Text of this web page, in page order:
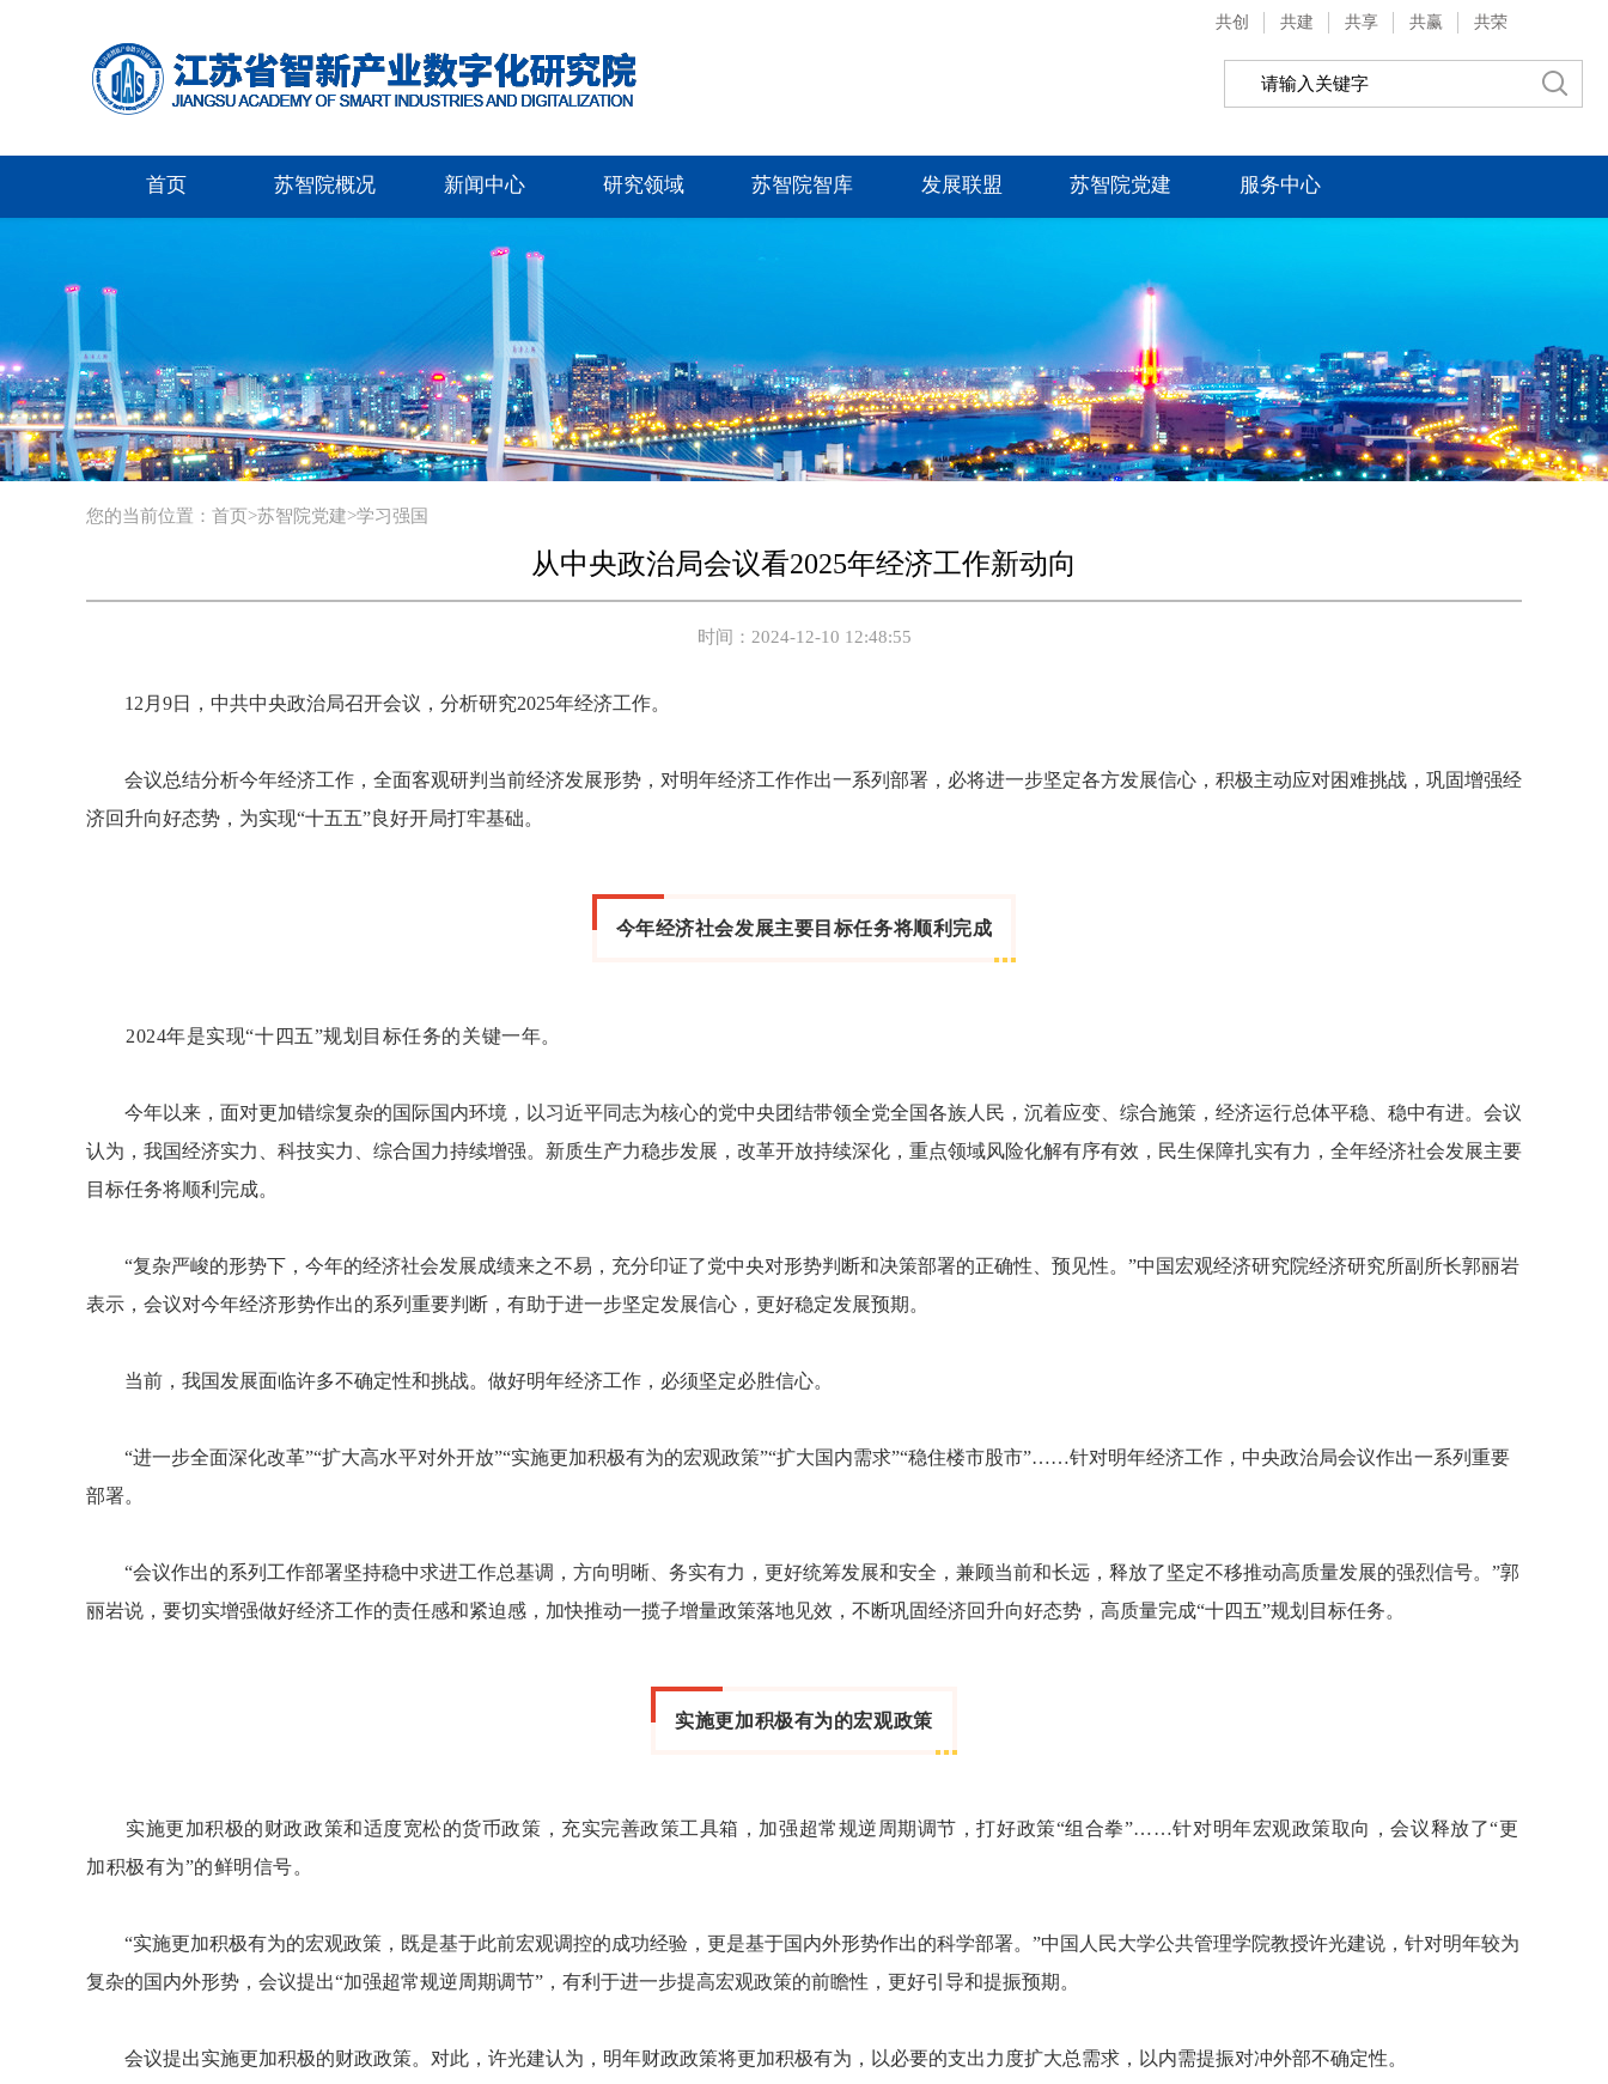
共创 共建 共享 共赢 共荣
首页 苏智院概况 新闻中心 研究领域 苏智院智库 发展联盟 苏智院党建 服务中心
您的当前位置： 首页>苏智院党建>学习强国
从中央政治局会议看2025年经济工作新动向
时间：2024-12-10 12:48:55
12月9日，中共中央政治局召开会议，分析研究2025年经济工作。
会议总结分析今年经济工作，全面客观研判当前经济发展形势，对明年经济工作作出一系列部署，必将进一步坚定各方发展信心，积极主动应对困难挑战，巩固增强经
济回升向好态势，为实现“十五五”良好开局打牢基础。
今年经济社会发展主要目标任务将顺利完成
2024年是实现“十四五”规划目标任务的关键一年。
今年以来，面对更加错综复杂的国际国内环境，以习近平同志为核心的党中央团结带领全党全国各族人民，沉着应变、综合施策，经济运行总体平稳、稳中有进。会议
认为，我国经济实力、科技实力、综合国力持续增强。新质生产力稳步发展，改革开放持续深化，重点领域风险化解有序有效，民生保障扎实有力，全年经济社会发展主要
目标任务将顺利完成。
“复杂严峻的形势下，今年的经济社会发展成绩来之不易，充分印证了党中央对形势判断和决策部署的正确性、预见性。”中国宏观经济研究院经济研究所副所长郭丽岩
表示，会议对今年经济形势作出的系列重要判断，有助于进一步坚定发展信心，更好稳定发展预期。
当前，我国发展面临许多不确定性和挑战。做好明年经济工作，必须坚定必胜信心。
“进一步全面深化改革”“扩大高水平对外开放”“实施更加积极有为的宏观政策”“扩大国内需求”“稳住楼市股市”……针对明年经济工作，中央政治局会议作出一系列重要
部署。
“会议作出的系列工作部署坚持稳中求进工作总基调，方向明晰、务实有力，更好统筹发展和安全，兼顾当前和长远，释放了坚定不移推动高质量发展的强烈信号。”郭
丽岩说，要切实增强做好经济工作的责任感和紧迫感，加快推动一揽子增量政策落地见效，不断巩固经济回升向好态势，高质量完成“十四五”规划目标任务。
实施更加积极有为的宏观政策
实施更加积极的财政政策和适度宽松的货币政策，充实完善政策工具箱，加强超常规逆周期调节，打好政策“组合拳”……针对明年宏观政策取向，会议释放了“更
加积极有为”的鲜明信号。
“实施更加积极有为的宏观政策，既是基于此前宏观调控的成功经验，更是基于国内外形势作出的科学部署。”中国人民大学公共管理学院教授许光建说，针对明年较为
复杂的国内外形势，会议提出“加强超常规逆周期调节”，有利于进一步提高宏观政策的前瞻性，更好引导和提振预期。
会议提出实施更加积极的财政政策。对此，许光建认为，明年财政政策将更加积极有为，以必要的支出力度扩大总需求，以内需提振对冲外部不确定性。